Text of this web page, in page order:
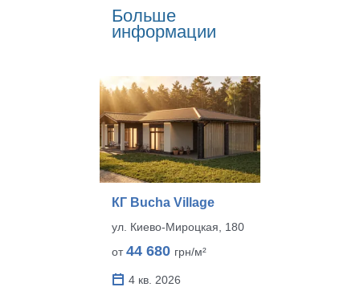
Больше
информации
КГ Bucha Village
ул. Киево-Мироцкая, 180
от44 680 грн/м²
4 кв. 2026